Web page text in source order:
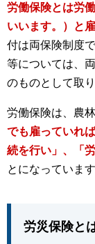
労働保険とは労
いいます。）と
付は両保険制度
等については、
のものとして取
労働保険は、農
でも雇っていれ
続を行い」、「
とになっています
労災保険と